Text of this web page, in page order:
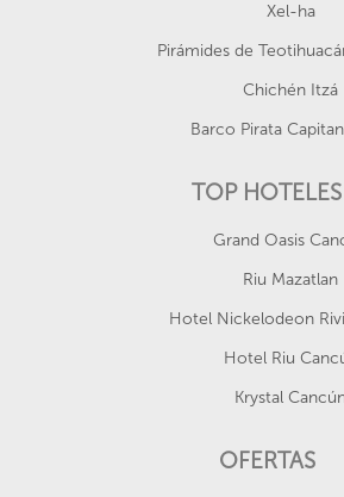
Xel-ha
Pirámides de
Chichén Itzá
Barco Pirata
TOP HOTELES
Grand Oasis
Riu Mazatlan
Hotel Nickelodeon
Hotel Riu
Krystal
OFERTAS